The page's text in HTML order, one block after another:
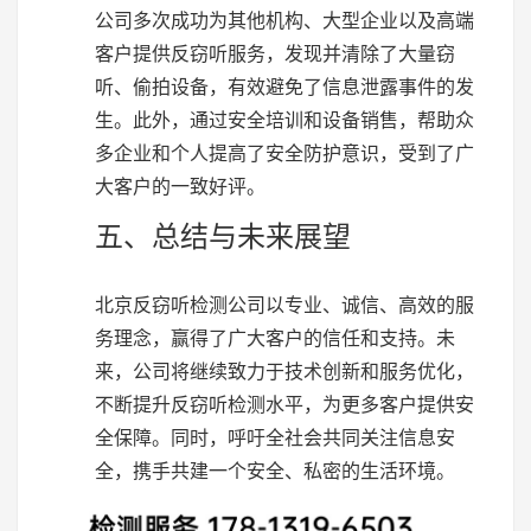
公司多次成功为其他机构、大型企业以及高端
客户提供反窃听服务，发现并清除了大量窃
听、偷拍设备，有效避免了信息泄露事件的发
生。此外，通过安全培训和设备销售，帮助众
多企业和个人提高了安全防护意识，受到了广
大客户的一致好评。
五、总结与未来展望
北京反窃听检测公司以专业、诚信、高效的服
务理念，赢得了广大客户的信任和支持。未
来，公司将继续致力于技术创新和服务优化，
不断提升反窃听检测水平，为更多客户提供安
全保障。同时，呼吁全社会共同关注信息安
全，携手共建一个安全、私密的生活环境。